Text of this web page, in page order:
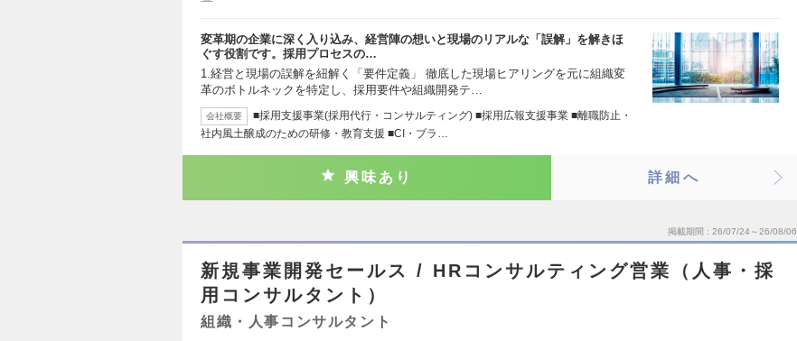
変革期の企業に深く入り込み、経営陣の想いと現場のリアルな「誤解」を解きほ
ぐす役割です。採用プロセスの…
1.経営と現場の誤解を紐解く「要件定義」 徹底した現場ヒアリングを元に組織変
革のボトルネックを特定し、採用要件や組織開発テ…
会社概要
■採用支援事業(採用代行・コンサルティング) ■採用広報支援事業 ■離職防止・
社内風土醸成のための研修・教育支援 ■CI・ブラ…
興味あり 詳細へ
掲載期間 26/07/24～26/08/06
新規事業開発セールス / HRコンサルティング営業（人事・採
用コンサルタント）
組織・人事コンサルタント